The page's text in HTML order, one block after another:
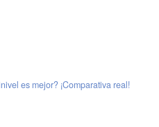
es mejor? ¡Comparativa real!